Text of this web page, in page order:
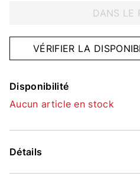
DANS LE
VÉRIFIER LA
Disponibilité
Aucun article en stock
Détails